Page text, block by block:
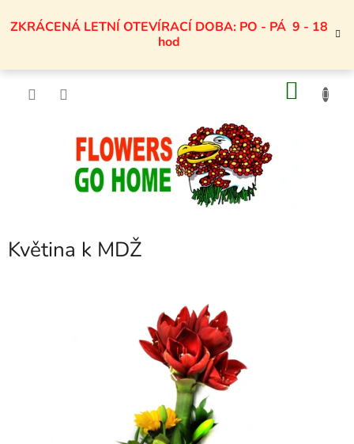
naZKRÁCENÁ LETNÍ OTEVÍRACÍ DOBA: PO - PÁ 9 - 18
hod
Květina k MDŽ